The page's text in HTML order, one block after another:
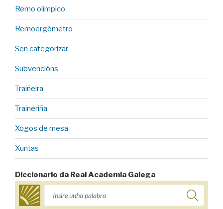
Remo olímpico
Remoergómetro
Sen categorizar
Subvencións
Traiñeira
Traineriña
Xogos de mesa
Xuntas
Diccionario da Real Academia Galega